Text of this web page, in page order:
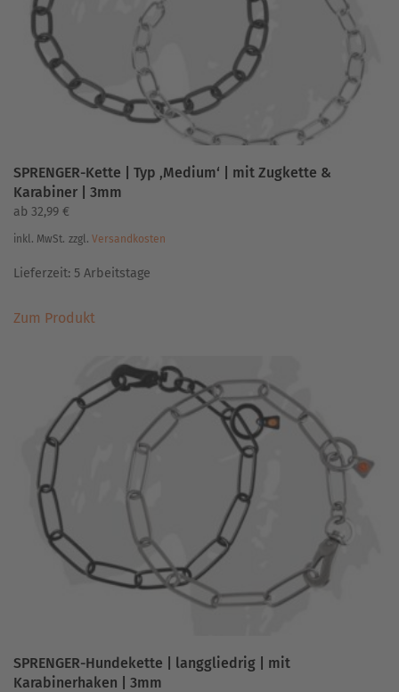
Produktseite
gewählt
werden
SPRENGER-Kette | Typ ‚Medium‘ | mit Zugkette &
Karabiner | 3mm
ab 32,99 €
inkl. MwSt. zzgl. Versandkosten
Lieferzeit: 5 Arbeitstage
Zum ProduktProdukt
mehrere
Varianten
auf.
Optionen
Produktseite
gewählt
werden
SPRENGER-Hundekette | langgliedrig | mit
Karabinerhaken | 3mm